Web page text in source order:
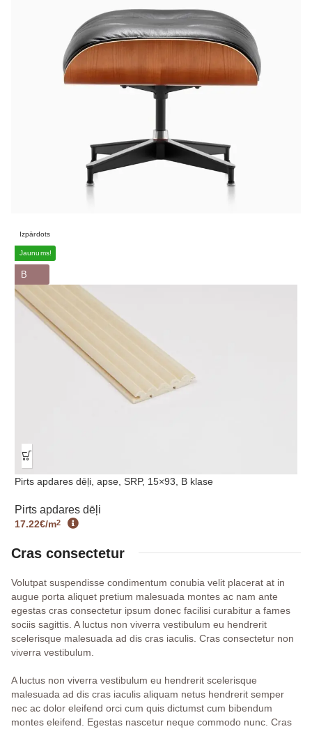
Izpārdots
Jaunums!
B
Pirts apdares dēļi, apse, SRP, 15×93, B klase
Pirts apdares dēļi
17.22€/m2
Cras consectetur
Volutpat suspendisse condimentum conubia velit placerat at in
augue porta aliquet pretium malesuada montes ac nam ante
egestas cras consectetur ipsum donec facilisi curabitur a fames
sociis sagittis. A luctus non viverra vestibulum eu hendrerit
scelerisque malesuada ad dis cras iaculis. Cras consectetur non
viverra vestibulum.
A luctus non viverra vestibulum eu hendrerit scelerisque
malesuada ad dis cras iaculis aliquam netus hendrerit semper
nec ac dolor eleifend orci cum quis dictumst cum bibendum
montes eleifend. Egestas nascetur neque commodo nunc. Cras